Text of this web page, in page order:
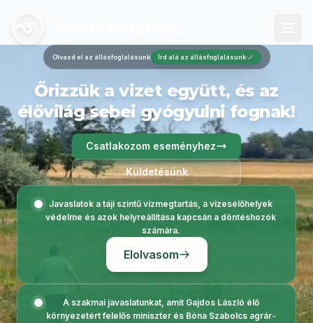
Olvasd el az állásfoglalásunk Írd alá az állásfoglalásunk
Őrizzük a vizet együtt, és az
élővilág sebei gyógyulni fognak!
Csatlakozom eseményhez
Küldetésünk
Javaslatok a táji szintű vízmegtartás, a vizesélőhelyek
védelme és azok helyreállítása kapcsán a döntéshozók
számára.
Elolvasom
A szakmai javaslatunkat, amit Gajdos László élő
környezetért felelős miniszter és Bóna Szabolcs agrár-